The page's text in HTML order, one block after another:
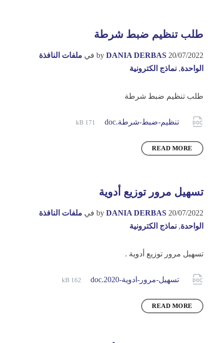
طلب تنظيم ضبط شرطة
20/07/2022
by DANIA DERBAS في ملفات النافذة
الواحدة, نماذج الكترونية
طلب تنظيم ضبط شرطة
Attachmentsتنظيم-ضبط-شرطة.doc
File
171 kB
READ MORE
تسهيل مرور توزيع أدوية
20/07/2022
by DANIA DERBAS في ملفات النافذة
الواحدة, نماذج الكترونية
تسهيل مرور توزيع أدوية .
Attachmentsتسهيل-مرور-ادوية-2020.doc
File
162 kB
READ MORE